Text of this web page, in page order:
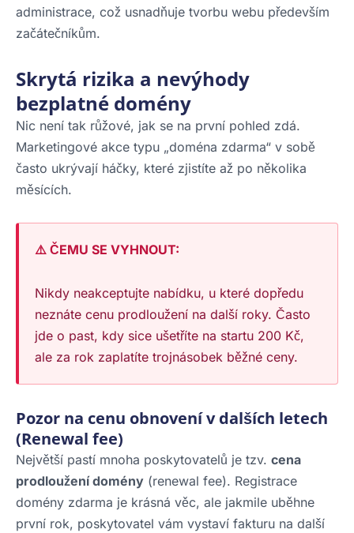
administrace, což usnadňuje tvorbu webu především
začátečníkům.
Skrytá rizika a nevýhody
bezplatné domény
Nic není tak růžové, jak se na první pohled zdá.
Marketingové akce typu „doména zdarma“ v sobě
často ukrývají háčky, které zjistíte až po několika
měsících.
⚠️ ČEMU SE VYHNOUT:
Nikdy neakceptujte nabídku, u které dopředu
neznáte cenu prodloužení na další roky. Často
jde o past, kdy sice ušetříte na startu 200 Kč,
ale za rok zaplatíte trojnásobek běžné ceny.
Pozor na cenu obnovení v dalších letech
(Renewal fee)
Největší pastí mnoha poskytovatelů je tzv. cena
prodloužení domény (renewal fee). Registrace
domény zdarma je krásná věc, ale jakmile uběhne
první rok, poskytovatel vám vystaví fakturu na další